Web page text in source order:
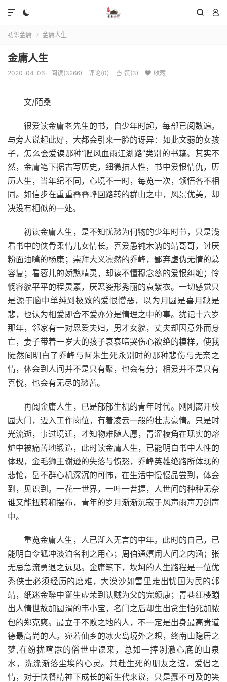
  

初识金庸  金庸人生
金庸人生
2020-04-06 阅读(3266) 评论(0)  赞(3)  收藏
文/陌桑
很爱读金庸老先生的书，自少年时起，每部已阅数遍。
与旁人说起此好，大都会引来一脸的讶异：如此文弱的女孩
子，怎么会爱读那种“腥风血雨江湖路”类别的书籍。其实不
然，金庸笔下据古写历史，细微描人性，书中爱恨情仇，历
历人生，当年纪不同，心境不一时，每览一次，领悟各不相
同。如信步在重重叠叠峰回路转的群山之中，风景优美，却
决没有相似的一处。
初读金庸人生，是不知忧愁为何物的少年时节，只是浅
看书中的侠骨柔情儿女情长。喜爱愚钝木讷的靖哥哥，讨厌
粉面油嘴的杨康；崇拜大义凛然的乔峰，鄙弃虚伪无情的慕
容复；看蓉儿的娇憨精灵，却读不懂穆念慈的爱恨纠缠；怜
悯容貌平平的程灵素，厌恶姿形秀丽的袁紫衣。一切感觉只
是源于脑中单纯到极致的爱恨憎恶，以为月圆是喜月缺是
悲，也认为相爱即合不爱亦分是情理之中的事。犹记十六岁
那年，邻家有一对恩爱夫妇，男才女貌，丈夫却因意外而身
亡，妻子带着一岁大的孩子哀哀啼哭伤心欲绝的模样，使我
陡然间明白了乔峰与阿朱生死永别时的那种悲伤与无奈之
情，体会到人间并不是只有聚，也会有分；相爱并不是只有
喜悦，也会有无尽的愁苦。
再阅金庸人生，已是郁郁生机的青年时代。刚刚离开校
园大门，迈入工作岗位，有着凌云一般的壮志豪情。只是时
光流逝，事过境迁，才知物难随人愿，青涩棱角在现实的熔
炉中被痛苦地锻造，此时读金庸人生，已能明白书中人性的
体现，金毛狮王谢逊的失落与愤怒，乔峰英雄绝路所体现的
悲怆，岳不群心机深沉的可怖，在生活中慢慢品尝到，体会
到，见识到。一花一世界，一叶一菩提，人世间的种种无奈
谁又能扭转和摆布，青年的岁月渐渐沉寂于风声雨声刀剑声
中。
重览金庸人生，人已渐入无言的中年。此时的自己，已
能明白令狐冲淡泊名利之用心；周伯通嬉闹人间之内涵；张
无忌急流勇退之远见。金庸笔下，坎坷的人生路程是一位优
秀侠士必须经历的磨难，大漠沙如雪里走出忧国为民的郭
靖，纸迷金醉中诞生虚荣到认贼为父的完颜康；青巷红楼蹦
出人情世故加圆滑的韦小宝，名门之后却生出贪生怕死加脓
包的郑克爽。最立于不败之地的人，不一定是出身最高贵道
德最高尚的人。宛若仙乡的冰火岛境外之想，终南山隐居之
梦,在纷扰喧嚣的俗世中读来，总如一捧冽澈心底的山泉
水，洗涤渐落尘埃的心灵。共赴生死的朋友之谊，爱侣之
情，对于快餐精神下成长的新生代来说，只是蠢不可及的笑